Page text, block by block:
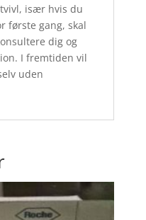
især hvis du
første gang, skal
dig og
I fremtiden vil
uden